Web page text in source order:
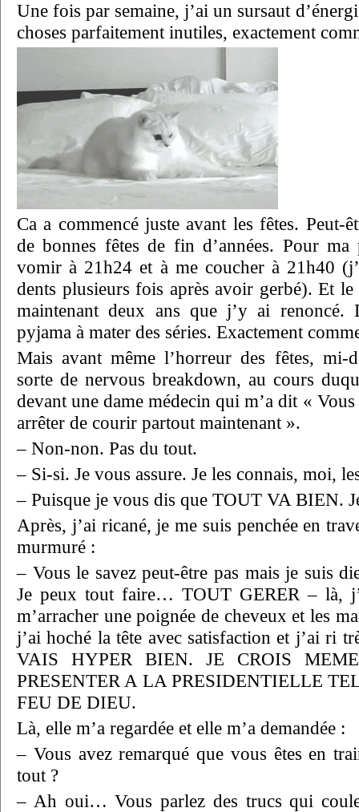
Une fois par semaine, j’ai un sursaut
choses parfaitement inutiles, exactement
Ca a commencé juste avant les fêtes. Peut-
de bonnes fêtes de fin d’années. Pour
vomir à 21h24 et à me coucher à 21h40
dents plusieurs fois après avoir gerbé). Et
maintenant deux ans que j’y ai renoncé.
pyjama à mater des séries. Exactement
Mais avant même l’horreur des fêtes, mi-
sorte de nervous breakdown, au cours
devant une dame médecin qui m’a dit «
arrêter de courir partout maintenant ».
– Non-non. Pas du tout.
– Si-si. Je vous assure. Je les connais, moi,
– Puisque je vous dis que TOUT VA BIEN.
Après, j’ai ricané, je me suis penchée en
murmuré :
– Vous le savez peut-être pas mais je suis
Je peux tout faire… TOUT GERER – là,
m’arracher une poignée de cheveux et les
j’ai hoché la tête avec satisfaction et j’ai ri
VAIS HYPER BIEN. JE CROIS
PRESENTER A LA PRESIDENTIELLE
FEU DE DIEU.
Là, elle m’a regardée et elle m’a demandée :
– Vous avez remarqué que vous êtes en
tout ?
– Ah oui… Vous parlez des trucs qui